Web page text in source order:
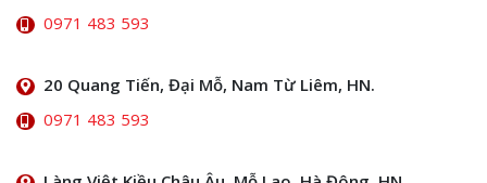
0971 483 593
20 Quang Tiến, Đại Mỗ, Nam Từ Liêm, HN.
0971 483 593